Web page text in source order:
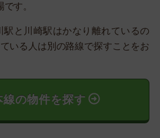
す。
駅と川崎駅はかなり離れているの
いる人は別の路線で探すことをお
線の物件を探す